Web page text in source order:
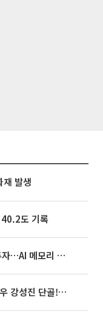
재 발생
도 기록
SK하이닉스, 용인·청주에 54조 투자…AI 메모리 생산기지 키운다
'2TV 생생정보' 오늘방송맛집- 배우 강성진 단골! 쌀국수ㆍ푸팟퐁 커리 맛집 '블○○○'